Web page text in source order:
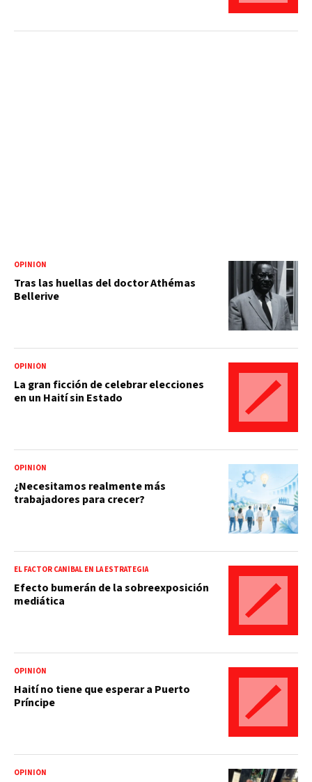
OPINIÓN
Tras las huellas del doctor Athémas
Bellerive
OPINIÓN
La gran ficción de celebrar elecciones
en un Haití sin Estado
OPINIÓN
¿Necesitamos realmente más
trabajadores para crecer?
EL FACTOR CANÍBAL EN LA ESTRATEGIA
Efecto bumerán de la sobreexposición
mediática
OPINIÓN
Haití no tiene que esperar a Puerto
Príncipe
OPINIÓN